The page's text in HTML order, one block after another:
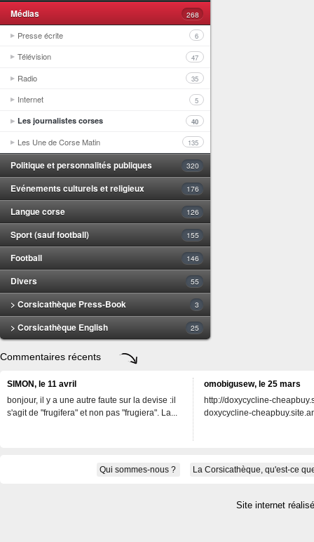
Médias 268
Presse écrite 6
Télévision 47
Radio 35
Internet 5
Les journalistes corses 40
Les Une de Corse Matin 135
Politique et personnalités publiques 320
Evénements culturels et religieux 176
Langue corse 126
Sport (sauf football) 155
Football 146
Divers 55
> Corsicathèque Press-Book 3
> Corsicathèque English 25
Commentaires récents
SIMON, le 11 avril
bonjour, il y a une autre faute sur la devise :il
s'agit de "frugifera" et non pas "frugiera". La...
omobigusew, le 25 mars
http://doxycycline-
doxycycline-
Qui sommes-nous ? La Corsicathèque, qu'est-ce
Site internet